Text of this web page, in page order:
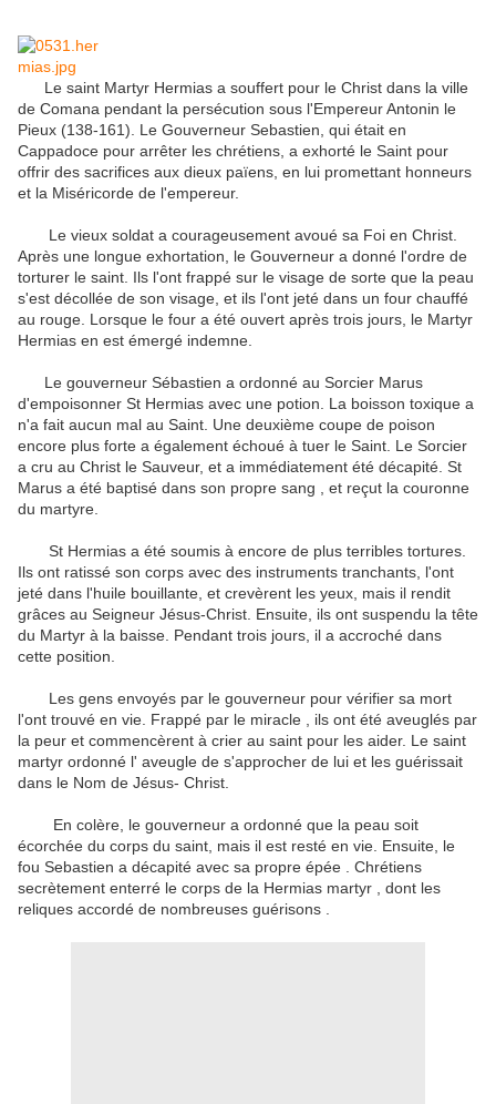
Le saint Martyr Hermias a souffert pour le Christ dans la ville
de Comana pendant la persécution sous l'Empereur Antonin le
Pieux (138-161).
Le Gouverneur Sebastien, qui était en
Cappadoce pour arrêter les chrétiens, a exhorté le Saint pour
offrir des sacrifices aux dieux païens, en lui promettant honneurs
et la Miséricorde de l'empereur.
Le vieux soldat a courageusement avoué sa Foi en Christ.
Après une longue exhortation, le Gouverneur a donné l'ordre de
torturer le saint. Ils l'ont frappé sur le visage de sorte que la peau
s'est décollée de son visage, et ils l'ont jeté dans un four chauffé
au rouge. Lorsque le four a été ouvert après trois jours, le Martyr
Hermias en est émergé indemne.
Le gouverneur Sébastien a ordonné au Sorcier Marus
d'empoisonner St Hermias avec une potion.
La boisson toxique a
n'a fait aucun mal au Saint. Une deuxième coupe de poison
encore plus forte a également échoué à tuer le Saint. Le Sorcier
a cru au Christ le Sauveur, et a immédiatement été décapité. St
Marus a été baptisé dans son propre sang , et reçut la couronne
du martyre.
St Hermias a été soumis à encore de plus terribles tortures.
Ils ont ratissé son corps avec des instruments tranchants, l'ont
jeté dans l'huile bouillante, et crevèrent les yeux, mais il rendit
grâces au Seigneur Jésus-Christ. Ensuite, ils ont suspendu la tête
du Martyr à la baisse. Pendant trois jours, il a accroché dans
cette position.
Les gens envoyés par le gouverneur pour vérifier sa mort
l'ont trouvé en vie. Frappé par le miracle , ils ont été aveuglés par
la peur et commencèrent à crier au saint pour les aider. Le saint
martyr ordonné l' aveugle de s'approcher de lui et les guérissait
dans le Nom de Jésus- Christ.
En colère, le gouverneur a ordonné que la peau soit
écorchée du corps du saint, mais il est resté en vie. Ensuite, le
fou Sebastien a décapité avec sa propre épée .
Chrétiens
secrètement enterré le corps de la Hermias martyr , dont les
reliques accordé de nombreuses guérisons .